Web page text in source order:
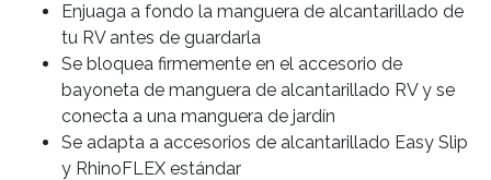
Enjuaga a fondo la manguera de alcantarillado de
tu RV antes de guardarla
Se bloquea firmemente en el accesorio de
bayoneta de manguera de alcantarillado RV y se
conecta a una manguera de jardín
Se adapta a accesorios de alcantarillado Easy Slip
y RhinoFLEX estándar